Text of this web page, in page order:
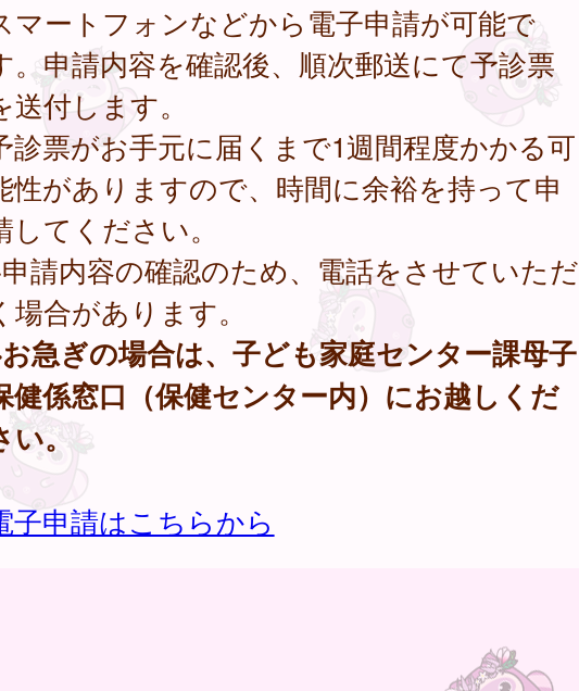
マートフォンなどから電子申請が可能で
。申請内容を確認後、順次郵送にて予診票
送付します。
診票がお手元に届くまで1週間程度かかる可
性がありますので、時間に余裕を持って申
してください。
請内容の確認のため、電話をさせていただ
場合があります。
急ぎの場合は、子ども家庭センター課母子
健係窓口（保健センター内）にお越しくだ
い。
子申請はこちらから